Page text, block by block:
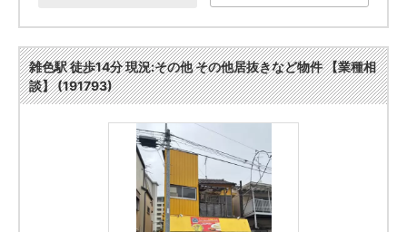
雑色駅 徒歩14分 現況:その他 その他居抜きなど物件 【業種相
談】 (191793)